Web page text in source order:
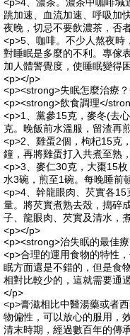
跳加速、血流加速、呼吸加
夜晚，切忌不要飲濃茶，否
<p>5、咖啡。不少人熬夜時
對睡眠是多麼的不利。專傢
加人體警覺度，使睡眠變得
<p></p>
<p><strong>失眠怎麼治療
<p><strong>飲食調理</
<p>1、黨參15克，麥冬(去
克。晚飯前水溫服，留渣再
<p>2、雞蛋2個，枸杞15克
鐘，再將雞蛋打入共煮至熟
<p>3、麥仁30克，大棗15
水3碗，煎至1碗。每晚睡前
<p>4、幹龍眼肉、芡實各
量。將芡實煮熟去殼，搗碎
子、龍眼肉、芡實及清水，
<p></p>
<p><strong>治失眠的最佳
<p>合理的運用食物的特性
眠方面還是不錯的，但是食
相對比較少的，這就需要通
</p>
<p>膏滋相比中醫湯藥或者
物偏性，可以放心的服用，
清末時期，經過數百年的傳